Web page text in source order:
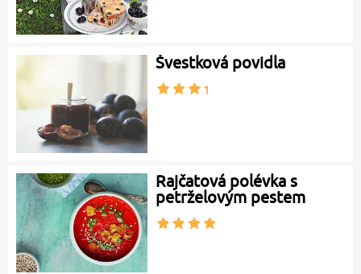
Švestková povidla
Rajčatová polévka s
petrželovým pestem